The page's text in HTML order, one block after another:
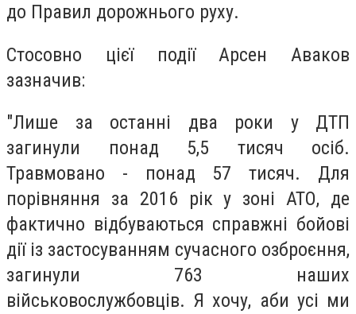
до Правил дорожнього руху.
Стосовно цієї події Арсен Аваков
зазначив:
"Лише за останні два роки у ДТП
загинули понад 5,5 тисяч осіб.
Травмовано - понад 57 тисяч. Для
порівняння за 2016 рік у зоні АТО, де
фактично відбуваються справжні бойові
дії із застосуванням сучасного озброєння,
загинули 763 наших
військовослужбовців. Я хочу, аби усі ми